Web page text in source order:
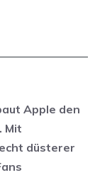
Apple den
Mit
düsterer